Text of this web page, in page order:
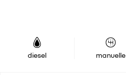
diesel manuelle